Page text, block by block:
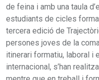
de feina i amb una taula
estudiants de cicles
tercera edició de
persones joves de la
itinerari formatiu, laboral i
internacional, s’han